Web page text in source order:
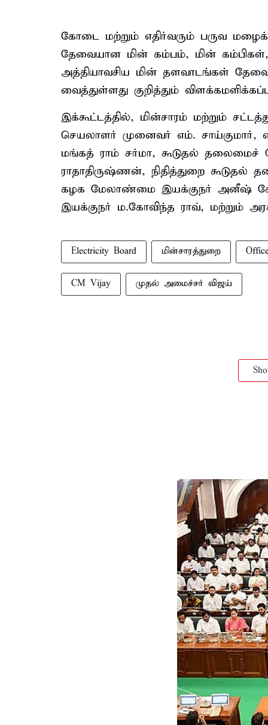
கோடை மற்றும் எதிர்வரும் பருவ
தேவையான மின் கம்பம், மின்
அத்தியாவசிய மின் தளவாடங்கள்
வைத்துள்ளது குறித்தும்
இக்கூட்டத்தில், மின்சாரம் மற்றும்
செயலாளர் முனைவர் எம். சாய்குமார்,
மங்கத் ராம் சர்மா, கூடுதல்
ராதாதிருஷ்ணன், நிதித்துறை கூடுதல்
கழக மேலாண்மை இயக்குநர் அனீஷ்
இயக்குநர் ம.கோவிந்த ராவ், மற்றும்
Electricity Board மின்சாரத்துறை
CM Vijay முதல் அமைச்சர் விஜய்